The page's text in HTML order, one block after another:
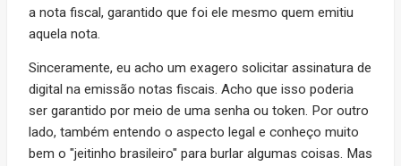
a nota fiscal, garantido que foi ele mesmo quem emitiu
aquela nota.
Sinceramente, eu acho um exagero solicitar assinatura de
digital na emissão notas fiscais. Acho que isso poderia
ser garantido por meio de uma senha ou token. Por outro
lado, também entendo o aspecto legal e conheço muito
bem o "jeitinho brasileiro" para burlar algumas coisas. Mas